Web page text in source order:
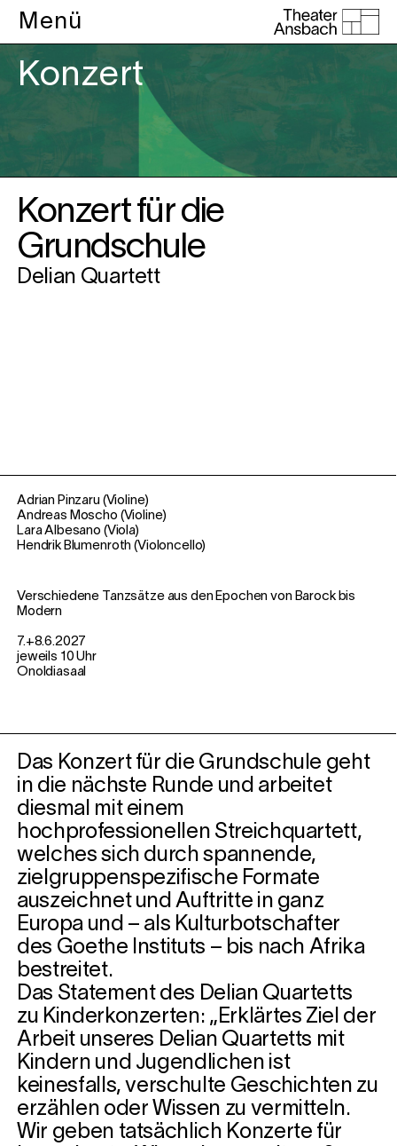
Menü
Konzert
Konzert für die
Grundschule
Delian Quartett
Adrian Pinzaru (Violine)
Andreas Moscho (Violine)
Lara Albesano (Viola)
Hendrik Blumenroth (Violoncello)
Verschiedene Tanzsätze aus den Epochen von Barock bis
Modern
7.+8.6.2027
jeweils 10 Uhr
Onoldiasaal
Das Konzert für die Grundschule geht
in die nächste Runde und arbeitet
diesmal mit einem
hochprofessionellen Streichquartett,
welches sich durch spannende,
zielgruppenspezifische Formate
auszeichnet und Auftritte in ganz
Europa und – als Kulturbotschafter
des Goethe Instituts – bis nach Afrika
bestreitet.
Das Statement des Delian Quartetts
zu Kinderkonzerten: „Erklärtes Ziel der
Arbeit unseres Delian Quartetts mit
Kindern und Jugendlichen ist
keinesfalls, verschulte Geschichten zu
erzählen oder Wissen zu vermitteln.
Wir geben tatsächlich Konzerte für